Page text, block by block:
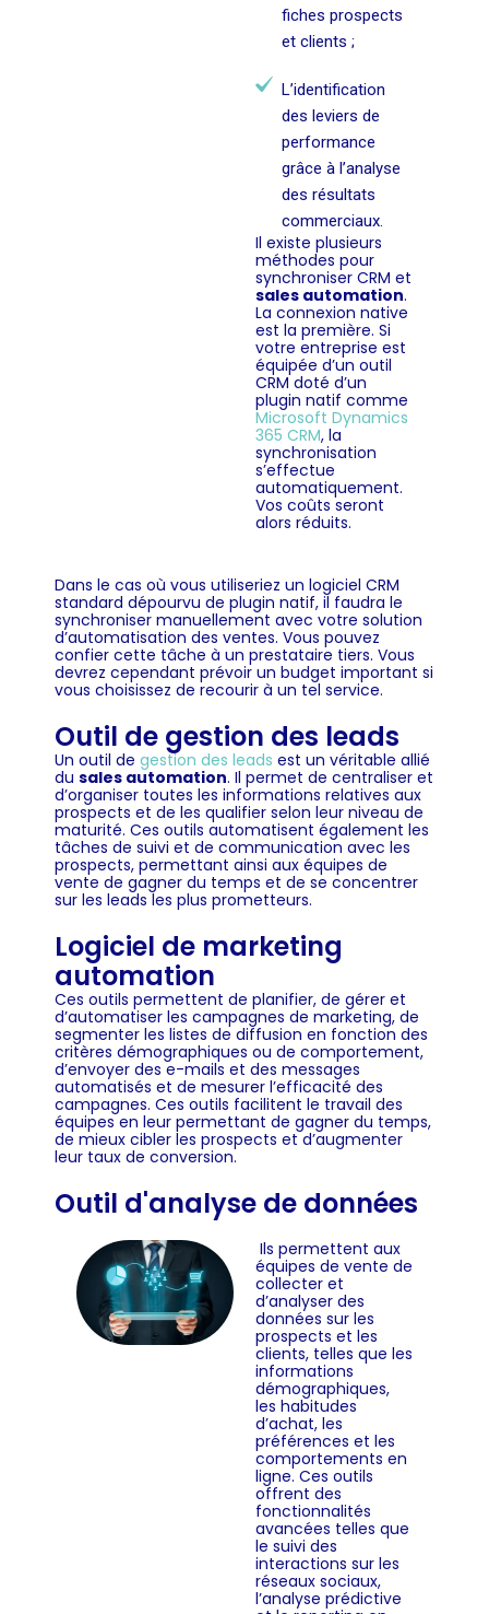
fiches prospects
et clients ;
L’identification
des leviers de
performance
grâce à l’analyse
des résultats
commerciaux.
Il existe plusieurs
méthodes pour
synchroniser CRM et
sales automation.
La connexion native
est la première. Si
votre entreprise est
équipée d’un outil
CRM doté d’un
plugin natif comme
Microsoft Dynamics
365 CRM, la
synchronisation
s’effectue
automatiquement.
Vos coûts seront
alors réduits.
Dans le cas où vous utiliseriez un logiciel CRM
standard dépourvu de plugin natif, il faudra le
synchroniser manuellement avec votre solution
d’automatisation des ventes. Vous pouvez
confier cette tâche à un prestataire tiers. Vous
devrez cependant prévoir un budget important si
vous choisissez de recourir à un tel service.
Outil de gestion des leads
Un outil de gestion des leads est un véritable allié
du sales automation. Il permet de centraliser et
d’organiser toutes les informations relatives aux
prospects et de les qualifier selon leur niveau de
maturité. Ces outils automatisent également les
tâches de suivi et de communication avec les
prospects, permettant ainsi aux équipes de
vente de gagner du temps et de se concentrer
sur les leads les plus prometteurs.
Logiciel de marketing
automation
Ces outils permettent de planifier, de gérer et
d’automatiser les campagnes de marketing, de
segmenter les listes de diffusion en fonction des
critères démographiques ou de comportement,
d’envoyer des e-mails et des messages
automatisés et de mesurer l’efficacité des
campagnes. Ces outils facilitent le travail des
équipes en leur permettant de gagner du temps,
de mieux cibler les prospects et d’augmenter
leur taux de conversion.
Outil d'analyse de données
Ils permettent aux
équipes de vente de
collecter et
d’analyser des
données sur les
prospects et les
clients, telles que les
informations
démographiques,
les habitudes
d’achat, les
préférences et les
comportements en
ligne. Ces outils
offrent des
fonctionnalités
avancées telles que
le suivi des
interactions sur les
réseaux sociaux,
l’analyse prédictive